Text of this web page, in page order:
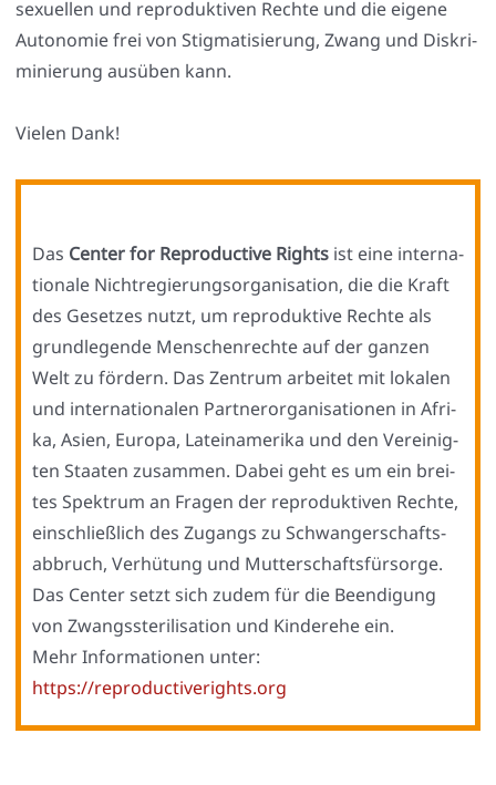
sexu­el­len und repro­duk­ti­ven Rech­te und die eige­ne
Auto­no­mie frei von Stig­ma­ti­sie­rung, Zwang und Dis­kri­
mi­nie­rung aus­üben kann.
Vie­len Dank!
Das Cen­ter for Repro­duc­ti­ve Rights ist eine inter­na­
tio­na­le Nicht­re­gie­rungs­or­ga­ni­sa­ti­on, die die Kraft
des Geset­zes nutzt, um repro­duk­ti­ve Rech­te als
grund­le­gen­de Men­schen­rech­te auf der gan­zen
Welt zu för­dern. Das Zen­trum arbei­tet mit loka­len
und inter­na­tio­na­len Part­ner­or­ga­ni­sa­tio­nen in Afri­
ka, Asi­en, Euro­pa, Latein­ame­ri­ka und den Ver­ei­nig­
ten Staa­ten zusam­men. Dabei geht es um ein brei­
tes Spek­trum an Fra­gen der repro­duk­ti­ven Rech­te,
ein­schließ­lich des Zugangs zu Schwan­ger­schafts­
ab­bruch, Ver­hü­tung und Mut­ter­schafts­für­sor­ge.
Das Cen­ter setzt sich zudem für die Been­di­gung
von Zwangs­ste­ri­li­sa­ti­on und Kin­der­ehe ein.
Mehr Infor­ma­tio­nen unter:
https://reproductiverights.org